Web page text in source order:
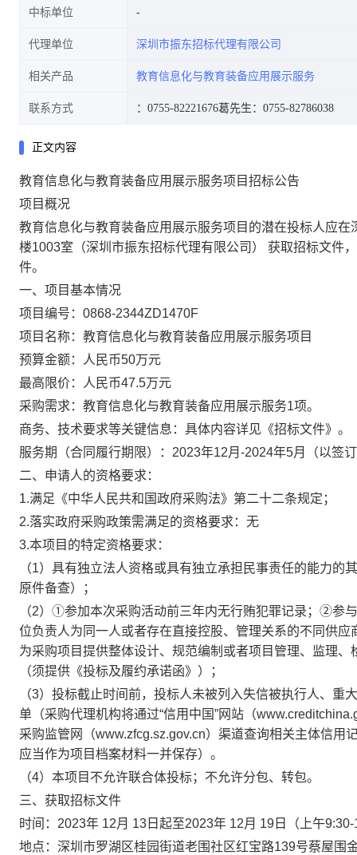
中标单位
代理单位 深圳市振东招标代理有限公司
相关产品 教育信息化与教育装备应用展示服务
联系方式 ：0755-82221676葛先生：0755-82786038
正文内容
教育信息化与教育装备应用展示服务项目招标公告
项目概况
教育信息化与教育装备应用展示服务项目 的潜在投标人应在
楼1003室（深圳市振东招标代理有限公司） 获取招标文件
件。
一、项目基本情况
项目编号： 0868-2344ZD1470F
项目名称： 教育信息化与教育装备应用展示服务项目
预算金额：人民币50万元
最高限价：
人民币47.5万元
采购需求： 教育信息化与教育装备应用展示服务1项。
商务、技术要求等关键信息：具体内容详见《招标文件》。
服务期（合同履行期限）： 2023年12月-2024年5月（以签
二、申请人的资格要求：
1.满足《中华人民共和国政府采购法》第二十二条规定；
2.落实政府采购政策需满足的资格要求： 无
3.本项目的特定资格要求：
（1） 具有独立法人资格或具有独立承担民事责任的能力的
原件备查）
；
（2）①参加本次采购活动前三年内无行贿犯罪记录；②参
位负责人为同一人或者存在直接控股、管理关系的不同供
为采购项目提供整体设计、规范编制或者项目管理、监理
（须提供《投标及履约承诺函》）；
（3）投标截止时间前，投标人未被列入失信被执行人、重
单（采购代理机构将通过“信用中国”网站（
采购监管网（www.zfcg.sz.gov.cn）渠道查询相关主体信
应当作为项目档案材料一并保存）。
（4）本项目 不允许联合体投标； 不允许分包、转包。
三、获取招标文件
时间： 2023年 12月 13 日起至2023年 12月 19 日（上午9:30-
地点：深圳市罗湖区桂园街道老围社区红宝路139号蔡屋围